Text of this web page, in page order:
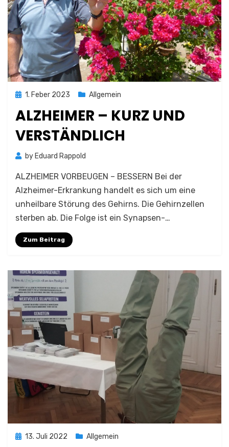
Posted
1. Feber 2023 Allgemein
ALZHEIMER – KURZ UND
VERSTÄNDLICH
by Eduard Rappold
ALZHEIMER VORBEUGEN – BESSERN Bei der
Alzheimer-Erkrankung handelt es sich um eine
unheilbare Störung des Gehirns. Die Gehirnzellen
sterben ab. Die Folge ist ein Synapsen-…
Zum Beitrag
Posted
13. Juli 2022 Allgemein